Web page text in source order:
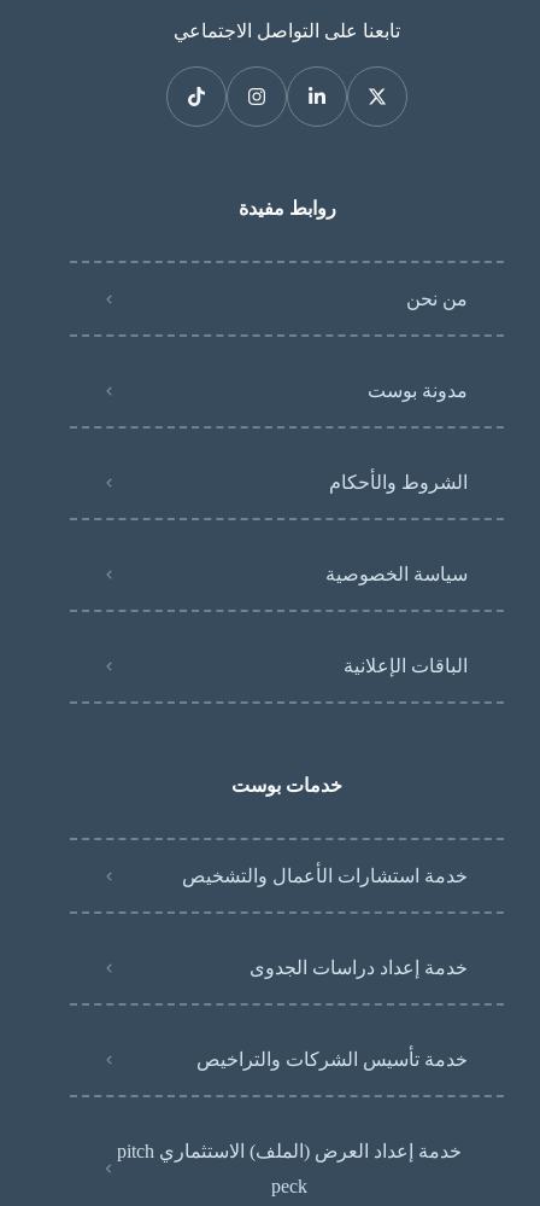
تابعنا على التواصل الاجتماعي
روابط مفيدة
من نحن
مدونة بوست
الشروط والأحكام
سياسة الخصوصية
الباقات الإعلانية
خدمات بوست
خدمة استشارات الأعمال والتشخيص
خدمة إعداد دراسات الجدوى
خدمة تأسيس الشركات والتراخيص
خدمة إعداد العرض (الملف) الاستثماري pitch
peck